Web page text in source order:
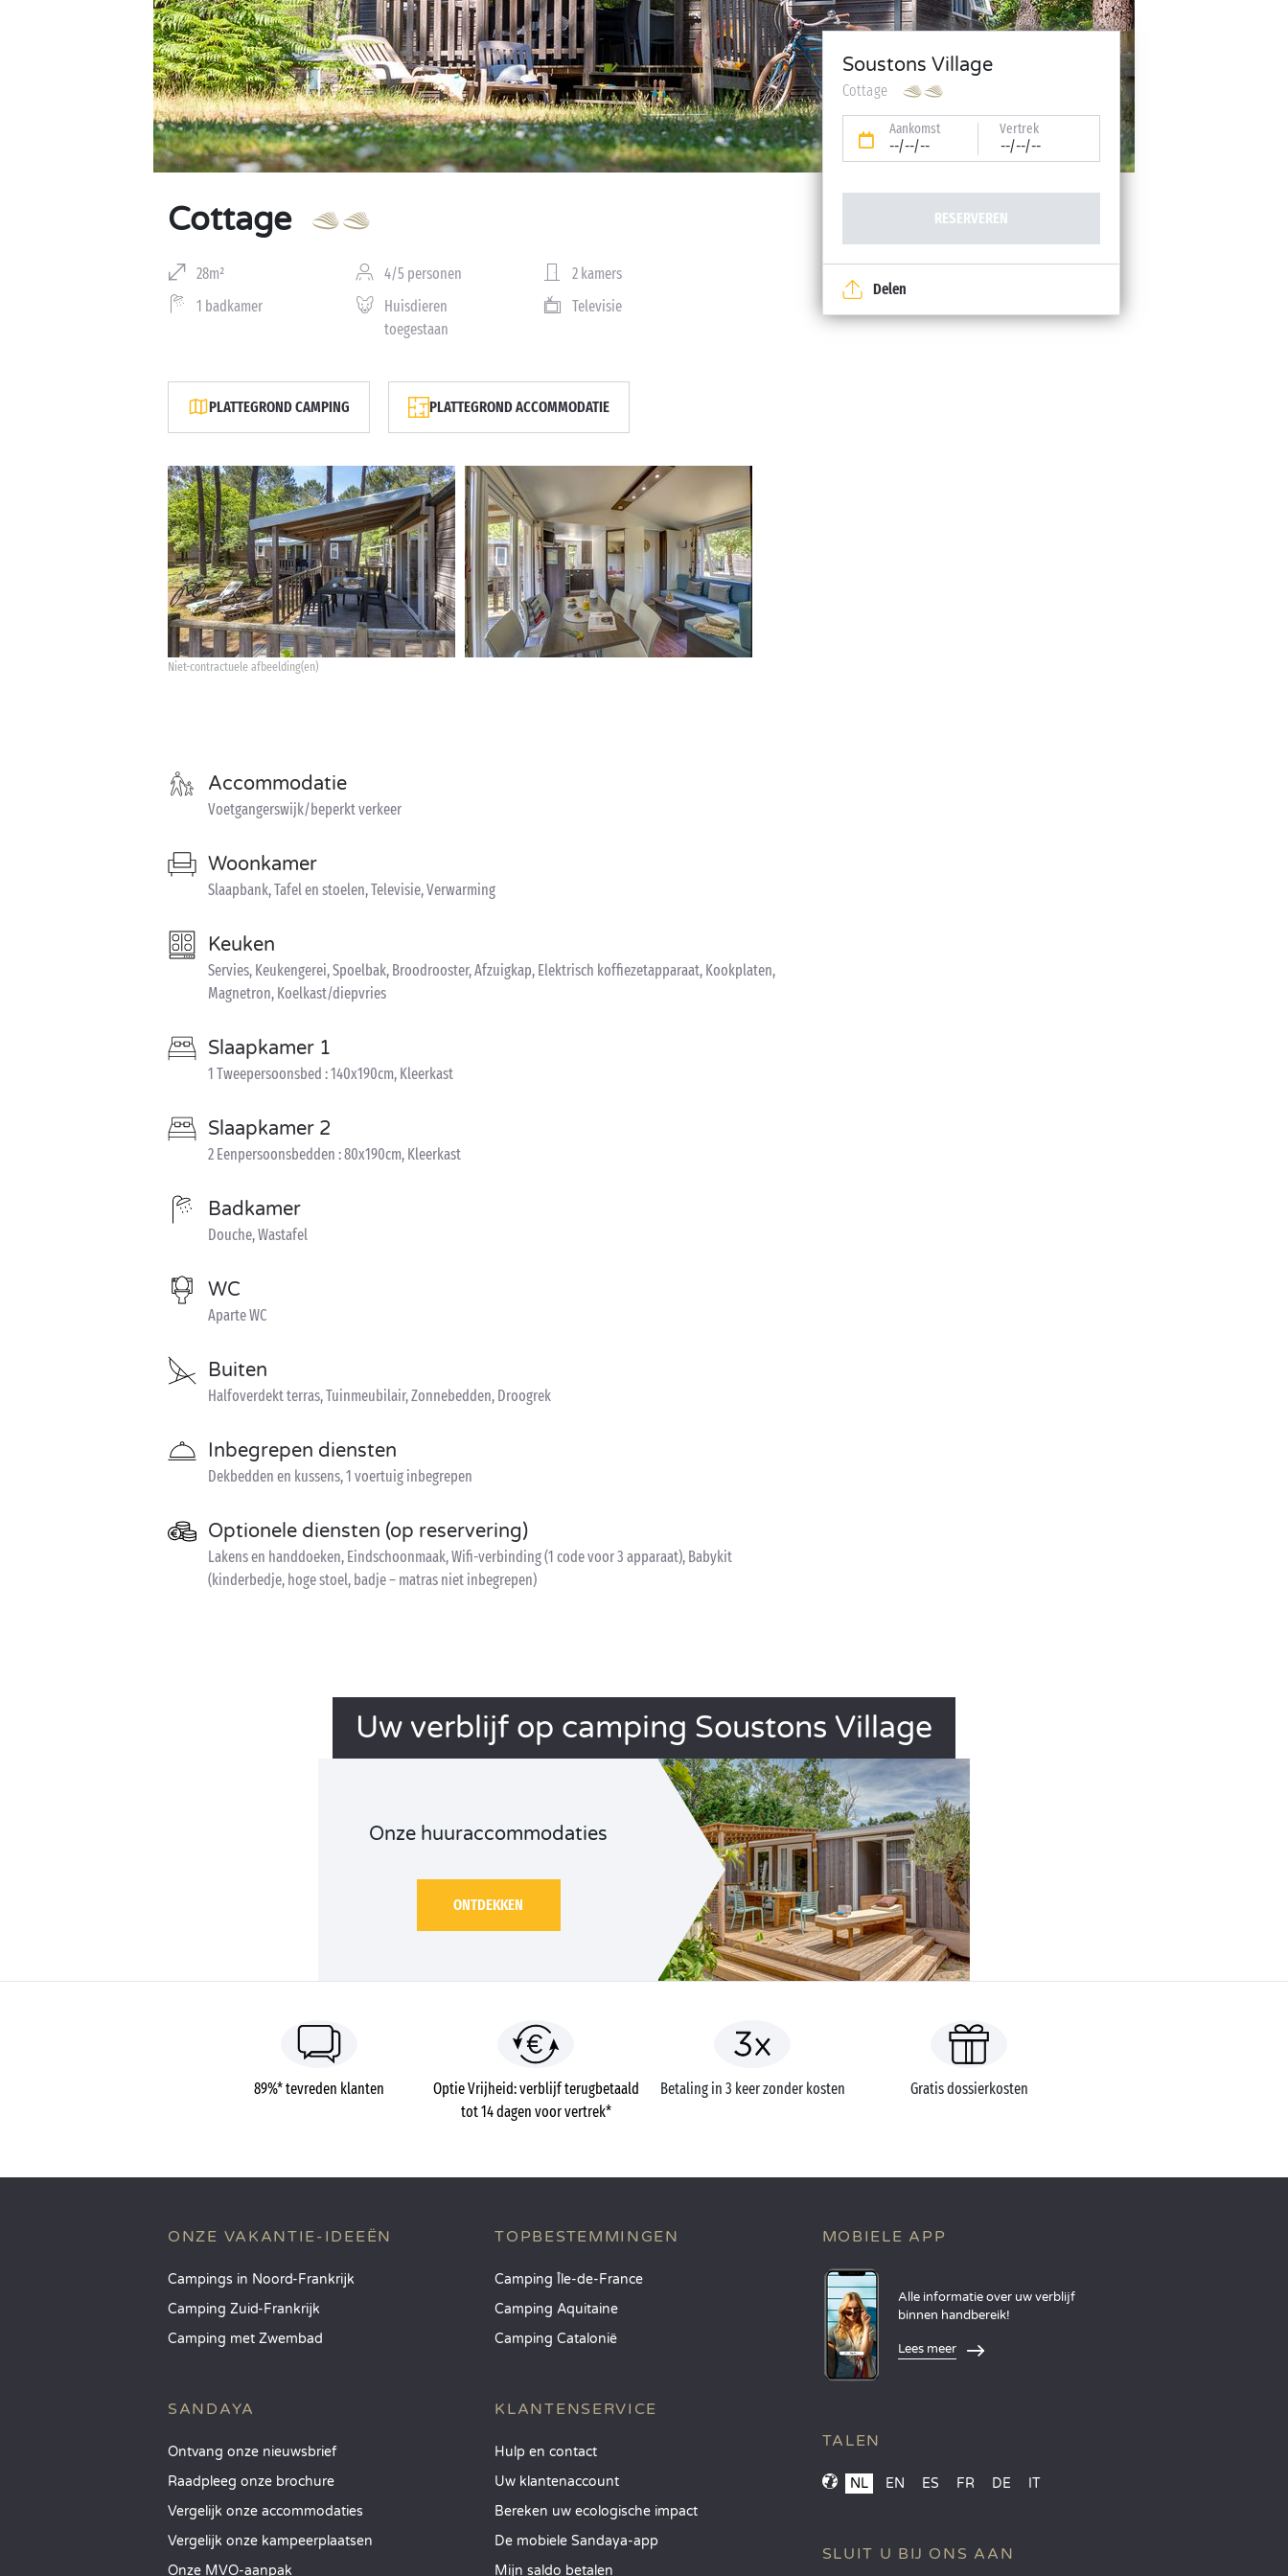
Cottage
28m² 4/5 personen
2 kamers
1 badkamer
Huisdieren
toegestaan
Televisie
PLATTEGROND CAMPING PLATTEGROND ACCOMMODATIE
Niet-contractuele afbeelding(en)
Accommodatie
Voetgangerswijk/beperkt verkeer
Woonkamer
Slaapbank, Tafel en stoelen, Televisie, Verwarming
Keuken
Servies, Keukengerei, Spoelbak, Broodrooster, Afzuigkap, Elektrisch koffiezetapparaat, Kookplaten,
Magnetron, Koelkast/diepvries
Slaapkamer 1
1 Tweepersoonsbed : 140x190cm, Kleerkast
Slaapkamer 2
2 Eenpersoonsbedden : 80x190cm, Kleerkast
Badkamer
Douche, Wastafel
WC
Aparte WC
Buiten
Halfoverdekt terras, Tuinmeubilair, Zonnebedden, Droogrek
Inbegrepen diensten
Dekbedden en kussens, 1 voertuig inbegrepen
Optionele diensten (op reservering)
Lakens en handdoeken, Eindschoonmaak, Wifi-verbinding (1 code voor 3 apparaat), Babykit
(kinderbedje, hoge stoel, badje – matras niet inbegrepen)
Soustons Village
Cottage
Aankomst
--/--/--
Vertrek
--/--/--
RESERVEREN
Delen
Uw verblijf op camping Soustons Village
Onze huuraccommodaties
ONTDEKKEN
89%* tevreden klanten
Optie Vrijheid: verblijf terugbetaald
tot 14 dagen voor vertrek*
Betaling in 3 keer zonder kosten Gratis dossierkosten
ONZE VAKANTIE-IDEEËN
Campings in Noord-Frankrijk
Camping Zuid-Frankrijk
Camping met Zwembad
SANDAYA
Ontvang onze nieuwsbrief
Raadpleeg onze brochure
Vergelijk onze accommodaties
Vergelijk onze kampeerplaatsen
Onze MVO-aanpak
TOPBESTEMMINGEN
Camping Île-de-France
Camping Aquitaine
Camping Catalonië
KLANTENSERVICE
Hulp en contact
Uw klantenaccount
Bereken uw ecologische impact
De mobiele Sandaya-app
Mijn saldo betalen
MOBIELE APP
Alle informatie over uw verblijf
binnen handbereik!
Lees meer
TALEN
NL EN ES FR DE IT
SLUIT U BIJ ONS AAN